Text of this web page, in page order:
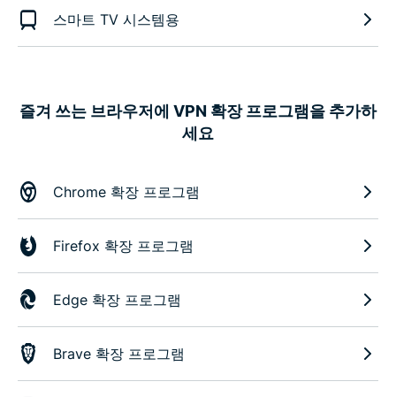
스마트 TV 시스템용
즐겨 쓰는 브라우저에 VPN 확장 프로그램을 추가하
세요
Chrome 확장 프로그램
Firefox 확장 프로그램
Edge 확장 프로그램
Brave 확장 프로그램